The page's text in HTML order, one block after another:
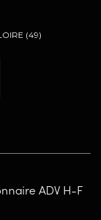
(49)
ADV H-F